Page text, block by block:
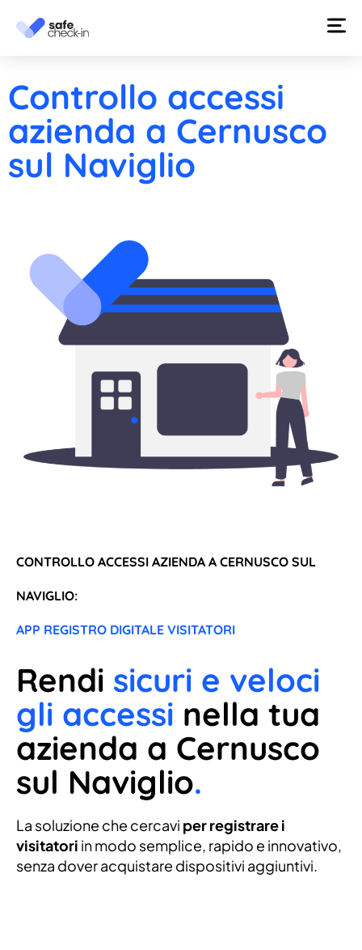
Controllo accessi
azienda a Cernusco
sul Naviglio
CONTROLLO ACCESSI AZIENDA A CERNUSCO SUL
NAVIGLIO:
APP REGISTRO DIGITALE VISITATORI
Rendi sicuri e veloci
gli accessi nella tua
azienda a Cernusco
sul Naviglio.
La soluzione che cercavi per registrare i
visitatori in modo semplice, rapido e innovativo,
senza dover acquistare dispositivi aggiuntivi.